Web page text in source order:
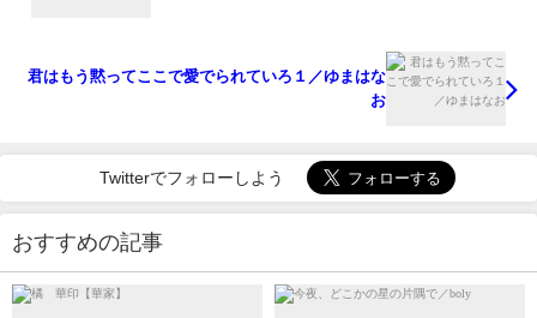
君はもう黙ってここで愛でられていろ１／ゆまはな
お
Twitterでフォローしよう
おすすめの記事